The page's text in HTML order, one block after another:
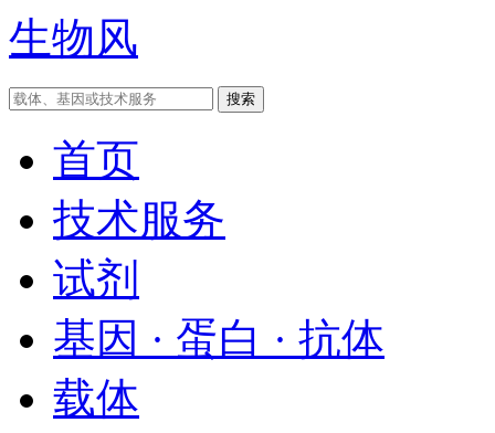
生物风
首页
技术服务
试剂
基因 · 蛋白 · 抗体
载体